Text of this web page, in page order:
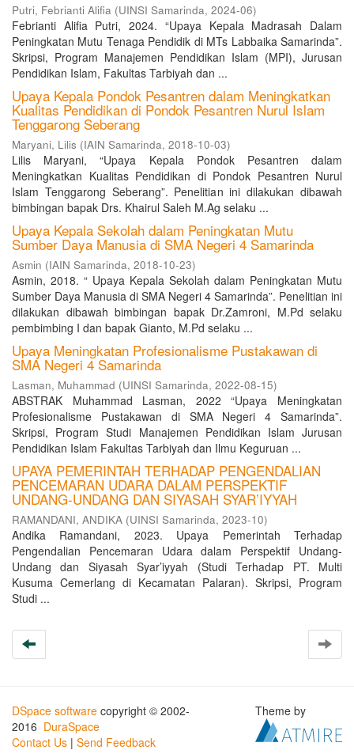
Putri, Febrianti Alifia (UINSI Samarinda, 2024-06)
Febrianti Alifia Putri, 2024. “Upaya Kepala Madrasah Dalam
Peningkatan Mutu Tenaga Pendidik di MTs Labbaika Samarinda”.
Skripsi, Program Manajemen Pendidikan Islam (MPI), Jurusan
Pendidikan Islam, Fakultas Tarbiyah dan ...
Upaya Kepala Pondok Pesantren dalam Meningkatkan
Kualitas Pendidikan di Pondok Pesantren Nurul Islam
Tenggarong Seberang
Maryani, Lilis (IAIN Samarinda, 2018-10-03)
Lilis Maryani, “Upaya Kepala Pondok Pesantren dalam
Meningkatkan Kualitas Pendidikan di Pondok Pesantren Nurul
Islam Tenggarong Seberang”. Penelitian ini dilakukan dibawah
bimbingan bapak Drs. Khairul Saleh M.Ag selaku ...
Upaya Kepala Sekolah dalam Peningkatan Mutu
Sumber Daya Manusia di SMA Negeri 4 Samarinda
Asmin (IAIN Samarinda, 2018-10-23)
Asmin, 2018. “ Upaya Kepala Sekolah dalam Peningkatan Mutu
Sumber Daya Manusia di SMA Negeri 4 Samarinda”. Penelitian ini
dilakukan dibawah bimbingan bapak Dr.Zamroni, M.Pd selaku
pembimbing I dan bapak Gianto, M.Pd selaku ...
Upaya Meningkatan Profesionalisme Pustakawan di
SMA Negeri 4 Samarinda
Lasman, Muhammad (UINSI Samarinda, 2022-08-15)
ABSTRAK Muhammad Lasman, 2022 “Upaya Meningkatan
Profesionalisme Pustakawan di SMA Negeri 4 Samarinda”.
Skripsi, Program Studi Manajemen Pendidikan Islam Jurusan
Pendidikan Islam Fakultas Tarbiyah dan Ilmu Keguruan ...
UPAYA PEMERINTAH TERHADAP PENGENDALIAN
PENCEMARAN UDARA DALAM PERSPEKTIF
UNDANG-UNDANG DAN SIYASAH SYAR’IYYAH
RAMANDANI, ANDIKA (UINSI Samarinda, 2023-10)
Andika Ramandani, 2023. Upaya Pemerintah Terhadap
Pengendalian Pencemaran Udara dalam Perspektif Undang-
Undang dan Siyasah Syar’iyyah (Studi Terhadap PT. Multi
Kusuma Cemerlang di Kecamatan Palaran). Skripsi, Program
Studi ...
DSpace software copyright © 2002-
2016 DuraSpace
Contact Us | Send Feedback
Theme by